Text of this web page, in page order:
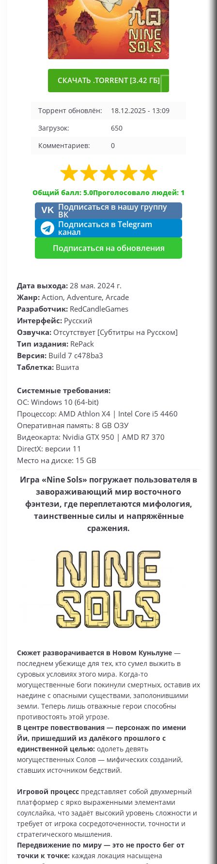
СКАЧАТЬ .TORRENT [3.42 ГБ]
Торрент обновлён:
18.12.2025 - 13:09
Загрузок:
650
Комментариев:
0
Общий балл: 5.0Проголосовало людей: 1
VK Подписаться в нашу группу
ВК
Подписаться в Telegram
канал
Подписаться на обновления
Дата выхода: 28 мая. 2024 г.
Жанр: Action, Adventure, Arcade
Разработчик: RedCandleGames
Интерфейс: Русский
Озвучка: Отсутствует [Субтитры на Русском]
Тип издания: RePack
Версия: Build 7 c478ba3
Таблетка: Вшита
Системные требования:
ОС: Windows 10 (64-bit)
Процессор: AMD Athlon X4 | Intel Core i5 4460
Оперативная память: 8 GB ОЗУ
Видеокарта: Nvidia GTX 950 | AMD R7 370
DirectX: версии 11
Место на диске: 15 GB
Игра «Nine Sols» погружает пользователя в
завораживающий мир восточного
фэнтези, где переплетаются мифология,
таинственные силы и напряжённые
сражения.
Сюжет разворачивается в Новом Куньлуне —
последнем убежище для тех, кто сумел выжить в
суровых условиях этого мира. Когда‑то
могущественные боги покинули смертных, оставив их
наедине с опасными существами, заполонившими
земли. Теперь лишь отважные герои способны
противостоять этой угрозе.
В центре повествования — персонаж по имени
Йи, пришедший из далёкого прошлого с
единственной целью: одолеть девять
могущественных Солов — мифических созданий,
ставших источником бедствий.
Игровой процесс представляет собой двухмерный
платформер с ярко выраженными элементами
соулслайка, что задаёт высокий уровень сложности и
требует от игрока сосредоточенности, точности и
стратегического мышления.
Передвижение по миру — это не просто бег от
точки к точке: каждая локация насыщена